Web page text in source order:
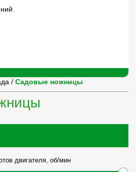
/ Садовые ножницы
двигателя, об/мин